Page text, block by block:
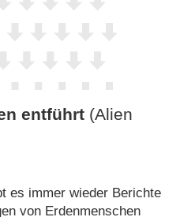
entführt (Alien
es immer wieder Berichte
von Erdenmenschen